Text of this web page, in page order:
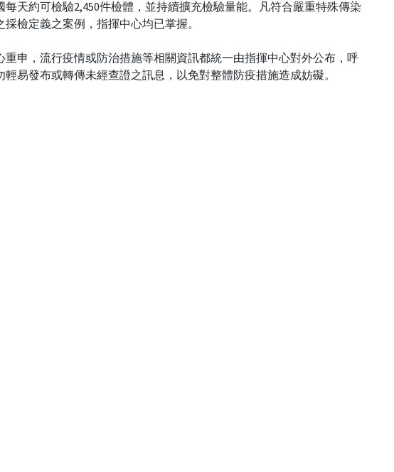
每天約可檢驗2,450件檢體，並持續擴充檢驗量能。凡符合嚴重特殊傳染
採檢定義之案例，指揮中心均已掌握。
重申，流行疫情或防治措施等相關資訊都統一由指揮中心對外公布，呼
輕易發布或轉傳未經查證之訊息，以免對整體防疫措施造成妨礙。